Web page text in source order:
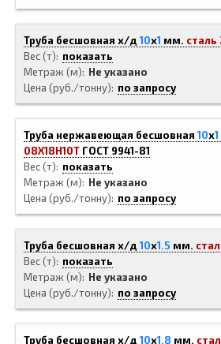
Труба бесшовная х/д10x1 мм. сталь
Вес (т)
показать
Метраж (м)
Не указано
Цена (руб./тонну)
по запросу
Труба нержавеющая бесшовная10x1
08Х18Н10Т ГОСТ 9941-81
Вес (т)
показать
Метраж (м)
Не указано
Цена (руб./тонну)
по запросу
Труба бесшовная х/д10x1.5 мм.
Вес (т)
показать
Метраж (м)
Не указано
Цена (руб./тонну)
по запросу
Труба бесшовная х/д10x1.8 мм.